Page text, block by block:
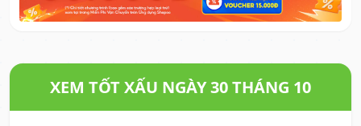
XEM TỐT XẤU NGÀY 30 THÁNG 10